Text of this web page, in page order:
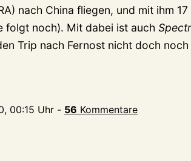
nach China fliegen, und mit ihm
folgt noch). Mit dabei ist auch
Trip nach Fernost nicht doch
00:15 Uhr - 56 Kommentare